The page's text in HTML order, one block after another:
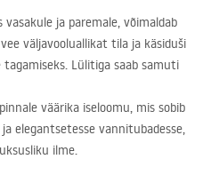
vasakule ja paremale, võimaldab
väljavooluallikat tila ja käsiduši
Lülitiga saab samuti
väärika iseloomu, mis sobib
elegantsetesse vannitubadesse,
ilme.